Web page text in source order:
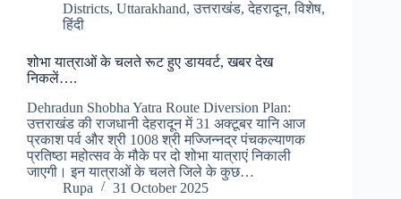
Districts, Uttarakhand,उत्तराखंड,देहरादून,विशेष,
हिंदी
शोभा यात्राओं के चलते रूट हुए डायवर्ट, खबर देख
निकलें….
Dehradun Shobha Yatra Route Diversion Plan:
उत्तराखंड की राजधानी देहरादून में 31 अक्टूबर यानि आज
प्रकाश पर्व और श्री 1008 श्री मज्जिन्नद्र पंचकल्याणक
प्रतिष्ठा महोत्सव के मौके पर दो शोभा यात्राएं निकाली
जाएगी। इन यात्राओं के चलते जिले के कुछ…
Rupa
31 October 2025